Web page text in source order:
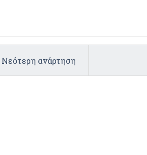
Νεότερη ανάρτηση